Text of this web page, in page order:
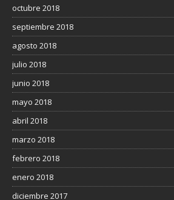
octubre 2018
septiembre 2018
agosto 2018
julio 2018
junio 2018
mayo 2018
abril 2018
marzo 2018
febrero 2018
enero 2018
diciembre 2017